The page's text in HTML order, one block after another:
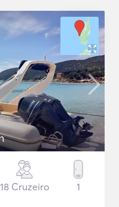
18 Cruzeiro 1